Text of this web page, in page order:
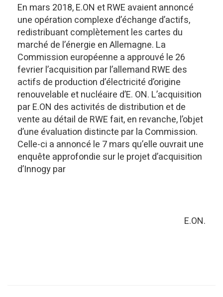
En mars 2018, E.ON et RWE avaient annoncé
une opération complexe d’échange d’actifs,
redistribuant complètement les cartes du
marché de l’énergie en Allemagne. La
Commission européenne a approuvé le 26
fevrier l’acquisition par l’allemand RWE des
actifs de production d’électricité d’origine
renouvelable et nucléaire d’E. ON. L’acquisition
par E.ON des activités de distribution et de
vente au détail de RWE fait, en revanche, l’objet
d’une évaluation distincte par la Commission.
Celle-ci a annoncé le 7 mars qu’elle ouvrait une
enquête approfondie sur le projet d’acquisition
d’Innogy par
E.ON.